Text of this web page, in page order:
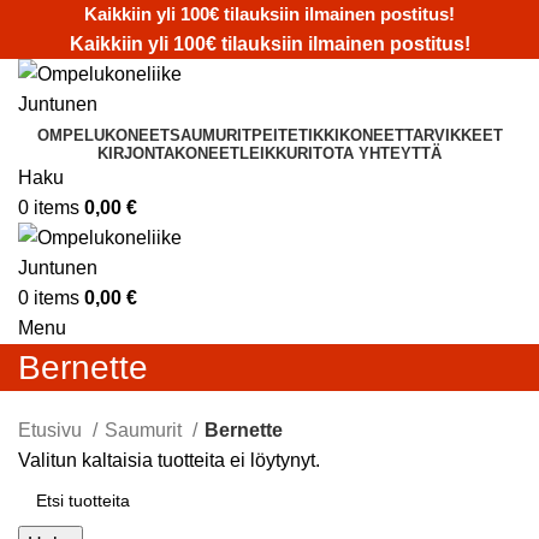
Kaikkiin yli 100€ tilauksiin ilmainen postitus!
Kaikkiin yli 100€ tilauksiin ilmainen postitus!
OMPELUKONEETSAUMURITPEITETIKKIKONEETTARVIKKEET
KIRJONTAKONEETLEIKKURITOTA YHTEYTTÄ
Haku
0 items 0,00 €
0 items 0,00 €
Menu
Bernette
Etusivu Saumurit
Bernette
Valitun kaltaisia tuotteita ei löytynyt.